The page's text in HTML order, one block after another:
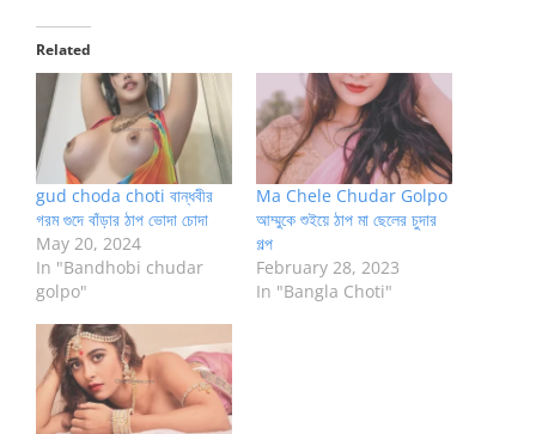
Related
gud choda choti বান্ধবীর
গরম গুদে বাঁড়ার ঠাপ ভোদা চোদা
May 20, 2024
In "Bandhobi chudar
golpo"
Ma Chele Chudar Golpo
আম্মুকে শুইয়ে ঠাপ মা ছেলের চুদার
গল্প
February 28, 2023
In "Bangla Choti"